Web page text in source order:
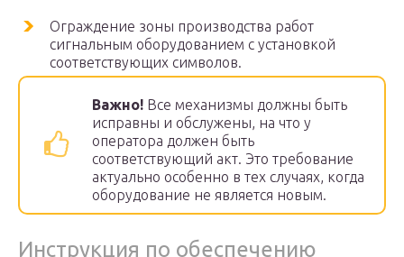
Ограждение зоны производства работ
сигнальным оборудованием с установкой
соответствующих символов.
Важно! Все механизмы должны быть
исправны и обслужены, на что у
оператора должен быть
соответствующий акт. Это требование
актуально особенно в тех случаях, когда
оборудование не является новым.
Инструкция по обеспечению